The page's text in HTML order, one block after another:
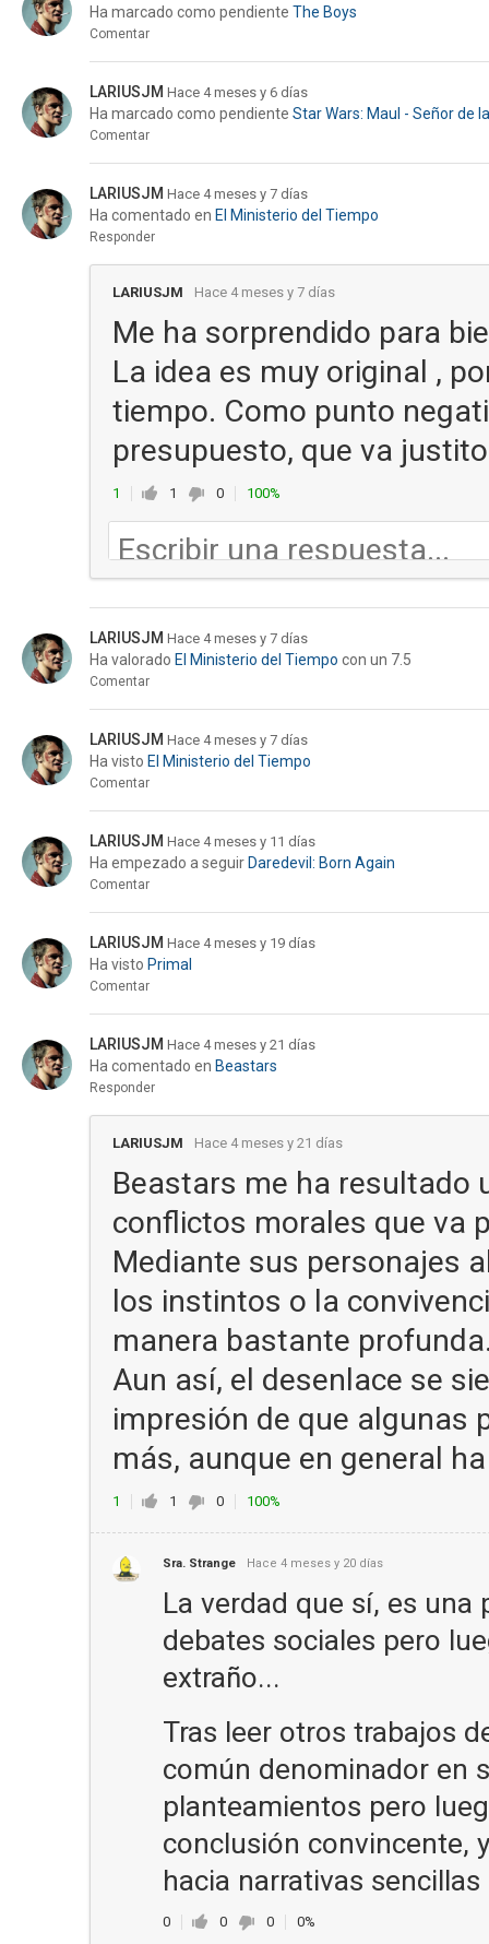
Ha marcado como pendiente The Boys
Comentar
LARIUSJM Hace 4 meses y 6 días
Ha marcado como pendiente Star Wars: Maul - Señor de
Comentar
LARIUSJM Hace 4 meses y 7 días
Ha comentado en El Ministerio del Tiempo
Responder
LARIUSJM Hace 4 meses y 7 días
Me ha sorprendido para
La idea es muy original ,
tiempo. Como punto
presupuesto, que va
1 1 0 100%
LARIUSJM Hace 4 meses y 7 días
Ha valorado El Ministerio del Tiempo con un 7.5
Comentar
LARIUSJM Hace 4 meses y 7 días
Ha visto El Ministerio del Tiempo
Comentar
LARIUSJM Hace 4 meses y 11 días
Ha empezado a seguir Daredevil: Born Again
Comentar
LARIUSJM Hace 4 meses y 19 días
Ha visto Primal
Comentar
LARIUSJM Hace 4 meses y 21 días
Ha comentado en Beastars
Responder
LARIUSJM Hace 4 meses y 21 días
Beastars me ha resultado
conflictos morales que va
Mediante sus personajes
los instintos o la
manera bastante
Aun así, el desenlace se
impresión de que algunas
más, aunque en general
1 1 0 100%
Sra. Strange Hace 4 meses y 20 días
La verdad que sí, es
debates sociales pero
extraño...
Tras leer otros trabajos
común denominador en
planteamientos pero
conclusión convincente,
hacia narrativas
0 0 0 0%